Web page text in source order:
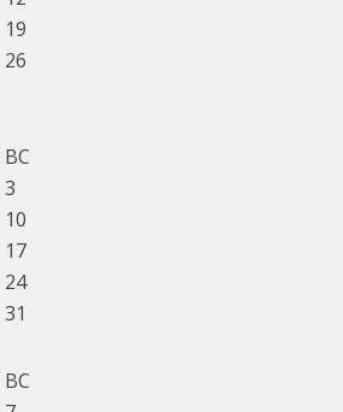
19
26
ВС
3
10
17
24
31
ВС